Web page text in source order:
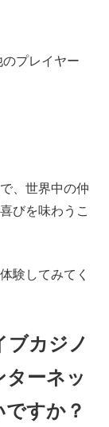
プレイヤー
、世界中の仲
びを味わうこ
験してみてく
カジノ
ーネッ
すか？